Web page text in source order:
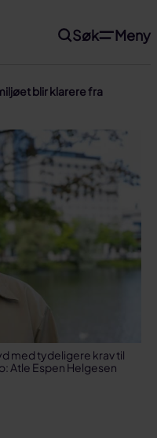
Søk Meny
blir klarere fra
med tydeligere krav til
Atle Espen Helgesen